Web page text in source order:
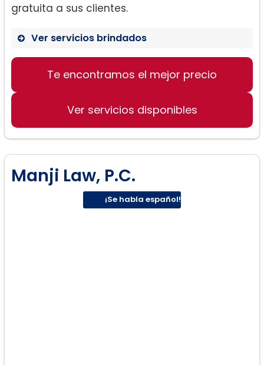
gratuita a sus clientes.
Ver servicios brindados
Inmigración
Obtención de residencia permanente
(Green Cards)
Protección de menores maltratados
(SIJS)
Te encontramos el mejor precio
Ver servicios disponibles
Manji Law, P.C.
¡Se habla español!